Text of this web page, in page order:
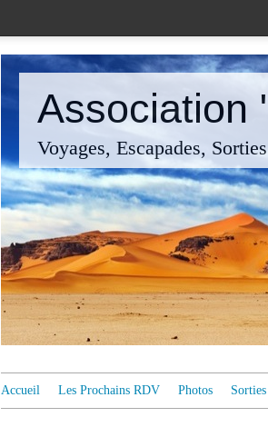
Association
Voyages, Escapades,
Accueil Les Prochains RDV Photos Sorties